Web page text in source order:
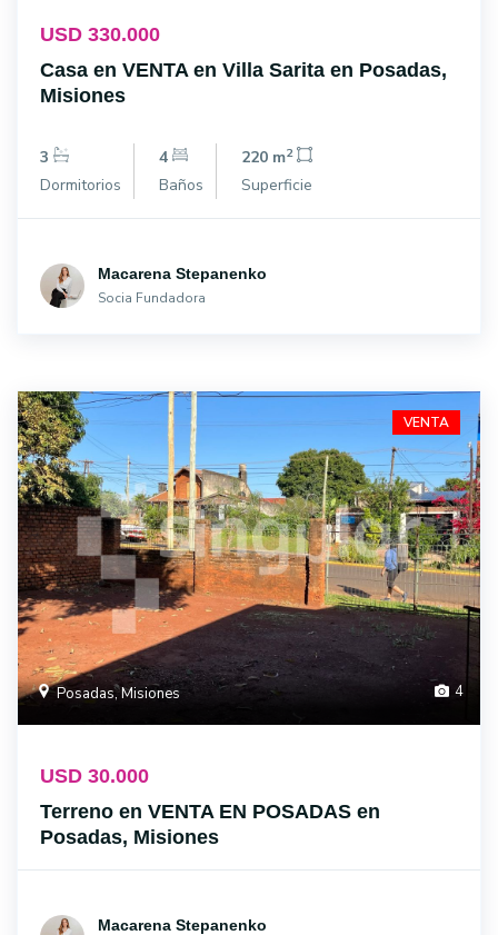
USD 330.000
Casa en VENTA en Villa Sarita en Posadas,
Misiones
3
Dormitorios
4
Baños
220 m2
Superficie
Macarena Stepanenko
Socia Fundadora
VENTA
Posadas, Misiones 4
USD 30.000
Terreno en VENTA EN POSADAS en
Posadas, Misiones
Macarena Stepanenko